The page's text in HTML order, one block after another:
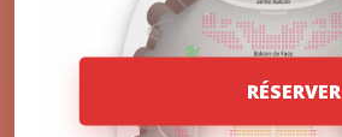
RÉSERVER